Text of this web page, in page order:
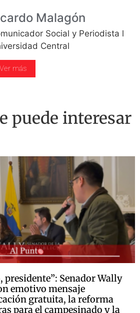
Malagón
Social y Periodista l
Central
Ver más
puede interesar
presidente”: Senador Wally
emotivo mensaje
gratuita, la reforma
para el campesinado y la